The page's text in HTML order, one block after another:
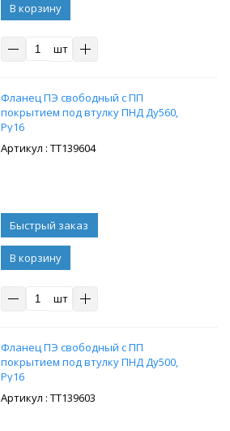
В корзину
шт
Фланец ПЭ свободный с ПП
покрытием под втулку ПНД Ду560,
Ру16
: ТТ139604
В корзину
шт
Фланец ПЭ свободный с ПП
покрытием под втулку ПНД Ду500,
Ру16
: ТТ139603